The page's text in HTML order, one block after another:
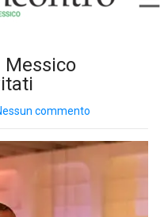
Messico
commento